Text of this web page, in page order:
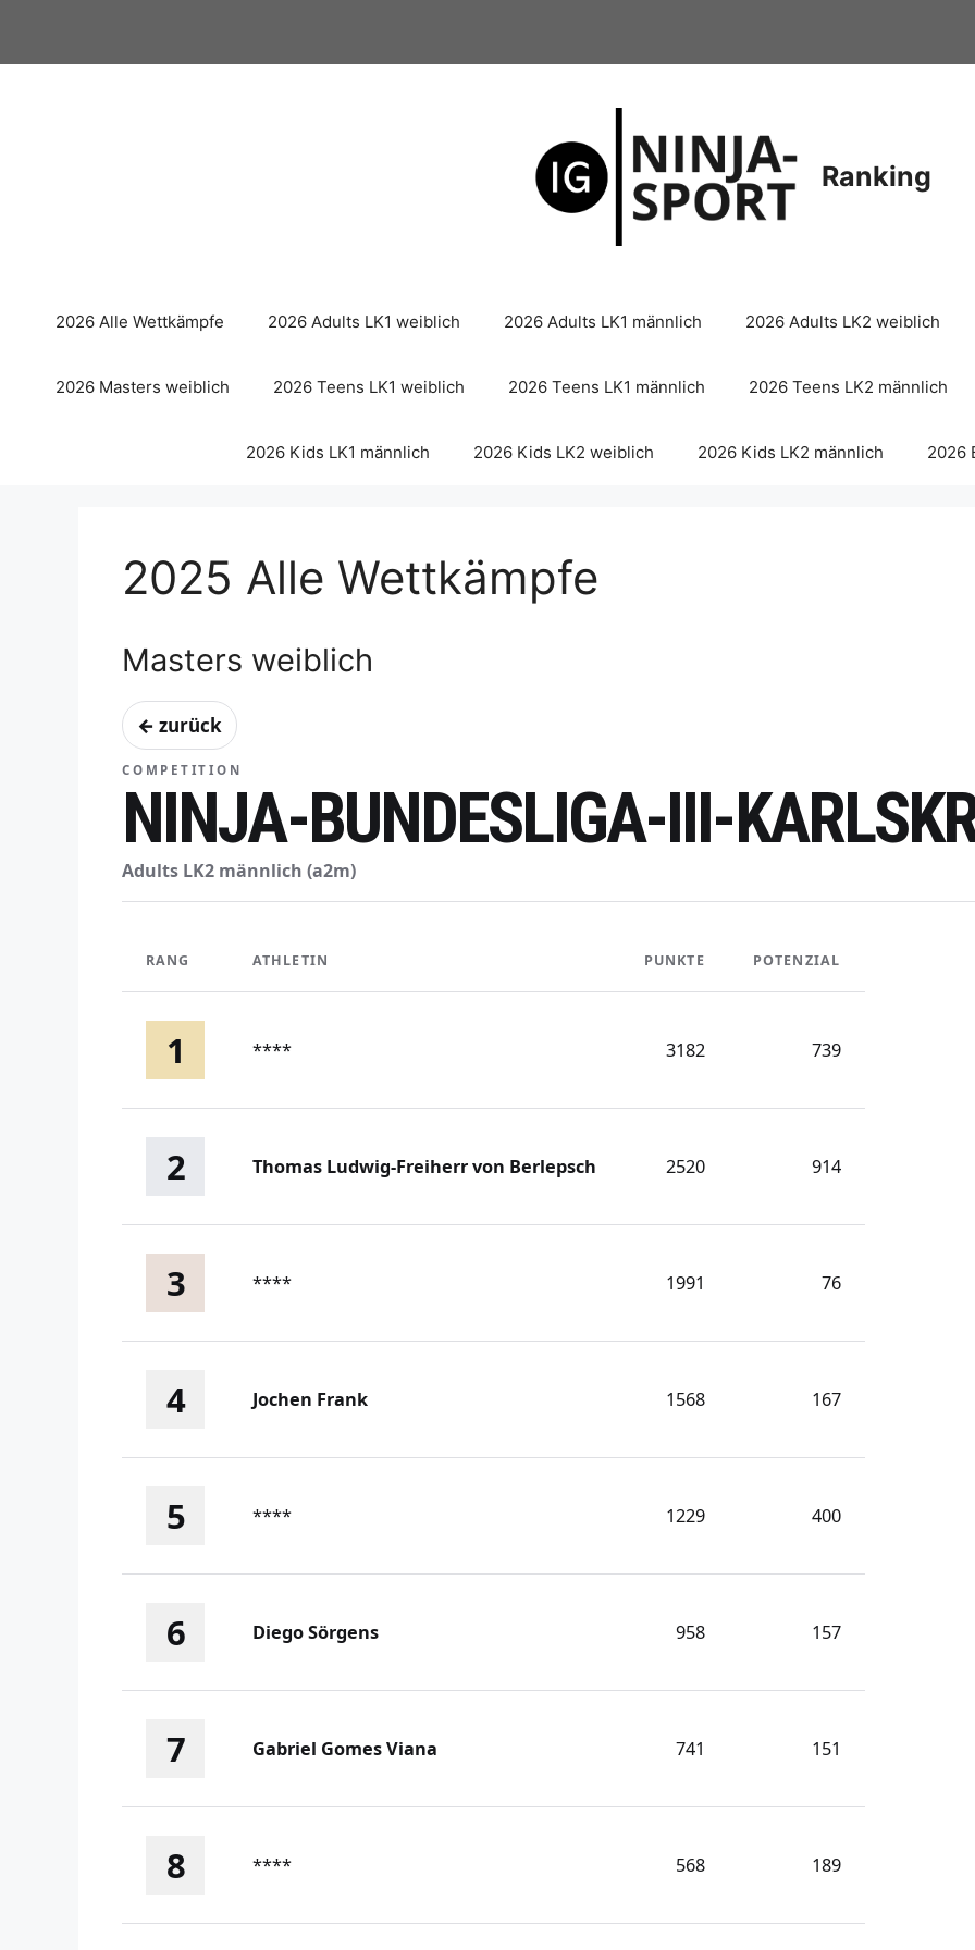
springen
Ranking
2026 Alle Wettkämpfe 2026 Adults LK1 weiblich 2026 Adults LK1 männlich 2026 Adults LK2 weiblich
2026 Masters weiblich 2026 Teens LK1 weiblich 2026 Teens LK1 männlich 2026 Teens LK2 männlich
2026 Kids LK1 männlich 2026 Kids LK2 weiblich 2026 Kids LK2 männlich 2026
2025 Alle Wettkämpfe
Masters weiblich
← zurück
COMPETITION
NINJA-BUNDESLIGA-III-
Adults LK2 männlich (a2m)
RANG ATHLETIN PUNKTE POTENZIAL
1 **** 3182 739
2 Thomas Ludwig-Freiherr von Berlepsch 2520 914
3 **** 1991 76
4 Jochen Frank 1568 167
5 **** 1229 400
6 Diego Sörgens 958 157
7 Gabriel Gomes Viana 741 151
8 **** 568 189